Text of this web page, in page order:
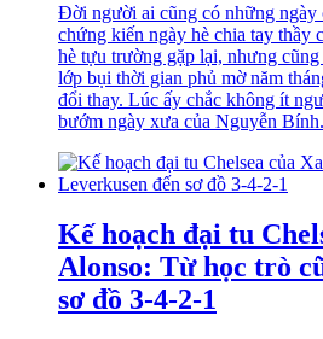
Đời người ai cũng có những ngày
chứng kiến ngày hè chia tay thầy
hè tựu trường gặp lại, nhưng
lớp bụi thời gian phủ mờ năm
đổi thay. Lúc ấy chắc không ít
bướm ngày xưa của Nguyễn Bính.
Kế hoạch đại tu
Alonso: Từ học trò
sơ đồ 3-4-2-1